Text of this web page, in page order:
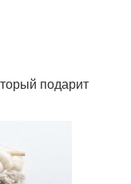
подарит